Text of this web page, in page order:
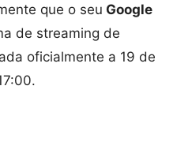
que o seu Google
de streaming de
oficialmente a 19 de